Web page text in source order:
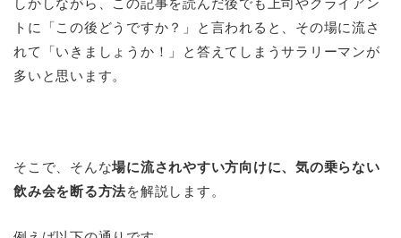
トに「この後どうですか？」と言われると、その場に流さ
れて「いきましょうか！」と答えてしまうサラリーマンが
多いと思います。
そこで、そんな場に流されやすい方向けに、気の乗らない
飲み会を断る方法を解説します。